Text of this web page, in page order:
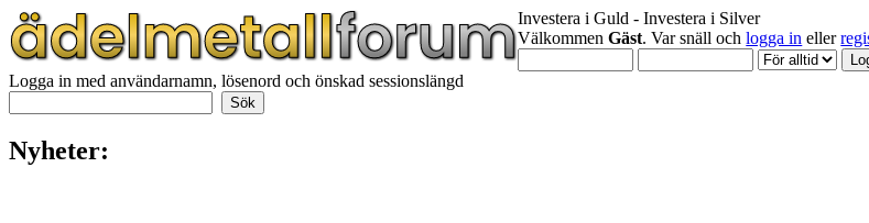
Investera i Guld - Investera i Silver
VälkommenGäst. Var snäll ochlogga in eller
Logga in med användarnamn, lösenord och önskad sessionslängd
Nyheter: